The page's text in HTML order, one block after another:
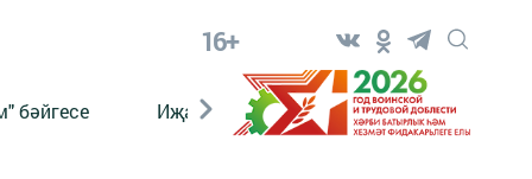
16+
бәйгесе Иҗат Реклама Онлайн